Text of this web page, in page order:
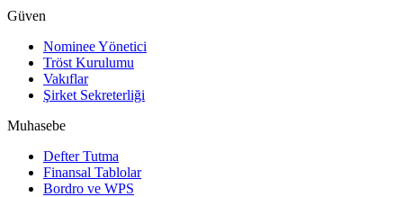
Güven
Nominee Yönetici
Tröst Kurulumu
Vakıflar
Şirket Sekreterliği
Muhasebe
Defter Tutma
Finansal Tablolar
Bordro ve WPS